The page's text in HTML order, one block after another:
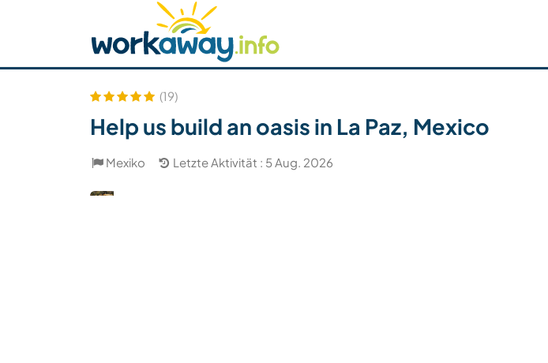
Host finden Reisepartner finden
Sicherheit
(19)
Help us build an oasis in La Paz, Mexico
Mexiko Letzte Aktivität : 5 Aug. 2026